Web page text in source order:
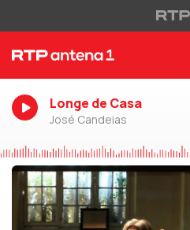
Longe de Casa
José Candeias